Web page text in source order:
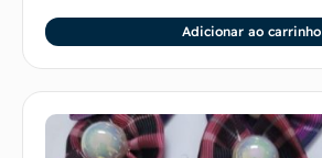
Adicionar ao carrinho